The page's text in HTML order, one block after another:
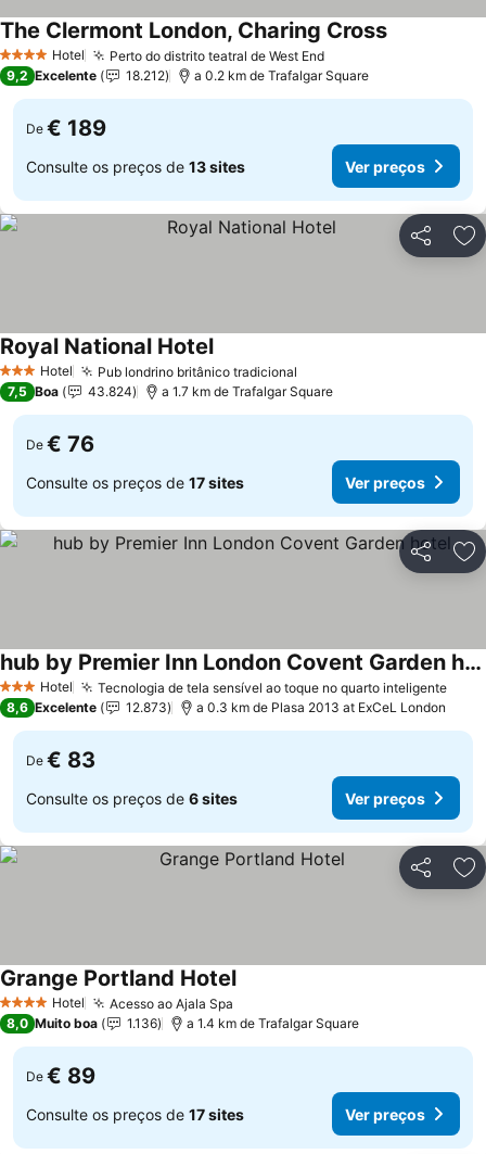
4 EstrelasHotel Perto do distrito teatral de West End
The Clermont London, Charing Cross
9,2 Excelente 18.212 a 0.2 km de Trafalgar Square
De € 189
Consulte os preços de 13 sites Ver preços
Partilhar
3 EstrelasHotel Pub londrino britânico tradicional
Royal National Hotel
7,5 Boa 43.824 a 1.7 km de Trafalgar Square
De € 76
Consulte os preços de 17 sites Ver preços
Partilhar
3 EstrelasHotel Tecnologia de tela sensível ao toque no quarto inteligente
hub by Premier Inn London Covent Garden hotel
8,6 Excelente 12.873 a 0.3 km de Plasa 2013 at ExCeL London
De € 83
Consulte os preços de 6 sites Ver preços
Partilhar
4 EstrelasHotel Acesso ao Ajala Spa
Grange Portland Hotel
8,0 Muito boa 1.136 a 1.4 km de Trafalgar Square
De € 89
Consulte os preços de 17 sites Ver preços